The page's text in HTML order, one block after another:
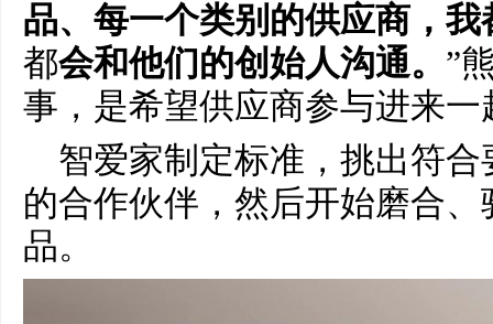
品、每一个类别的供应商，
都会和他们的创始人沟通。 ”
事，是希望供应商参与进来一
智爱家制定标准，挑出符
的合作伙伴，然后开始磨合
品。